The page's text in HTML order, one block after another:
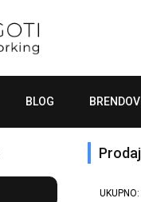
BLOG BRENDOVI
UKUPNO: